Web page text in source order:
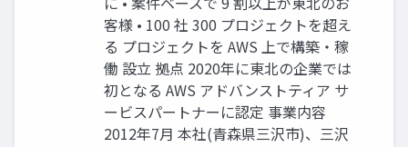
客様 • 100 社 300 プロジェクトを超え
る プロジェクトを AWS 上で構築・稼
働 設立 拠点 2020年に東北の企業では
初となる AWS アドバンストティア サ
ービスパートナーに認定 事業内容
2012年7月 本社(青森県三沢市)、三沢